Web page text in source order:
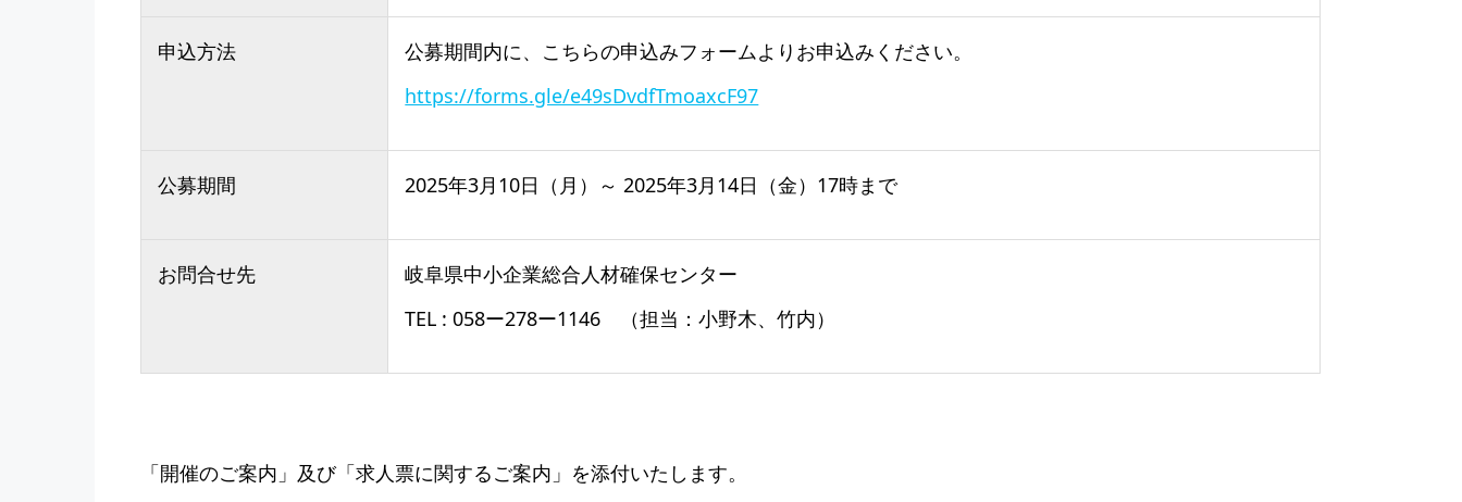
申込方法
公募期間内に、こちらの申込みフォームよりお申込みください。
https://forms.gle/e49sDvdfTmoaxcF97
公募期間 2025年3月10日（月）～ 2025年3月14日（金）17時まで
お問合せ先
岐阜県中小企業総合人材確保センター
TEL : 058ー278ー1146 （担当：小野木、竹内）
「開催のご案内」及び「求人票に関するご案内」を添付いたします。